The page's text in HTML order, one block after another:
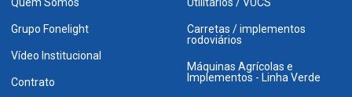
Grupo Fonelight
Vídeo Institucional
Contrato
Carretas / implementos
rodoviários
Máquinas Agrícolas e
Implementos - Linha Verde